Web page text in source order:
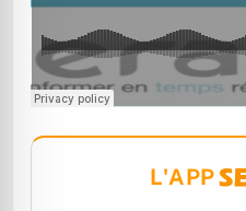
L'APP